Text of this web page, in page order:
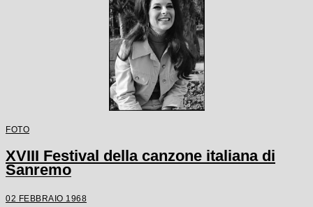
FOTO
XVIII Festival della canzone italiana di
Sanremo
02 FEBBRAIO 1968